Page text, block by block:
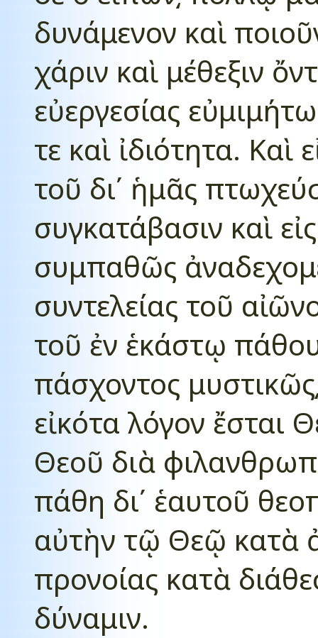
δυνάμενον καὶ
χάριν καὶ μέθεξιν
εὐεργεσίας
τε καὶ ἰδιότητα. Καὶ
τοῦ δι΄ ἡμᾶς
συγκατάβασιν καὶ
συμπαθῶς
συντελείας τοῦ
τοῦ ἐν ἑκάστῳ
πάσχοντος
εἰκότα λόγον ἔσται
Θεοῦ διὰ
πάθη δι΄ ἑαυτοῦ
αὐτὴν τῷ Θεῷ κατὰ
προνοίας κατὰ
δύναμιν.